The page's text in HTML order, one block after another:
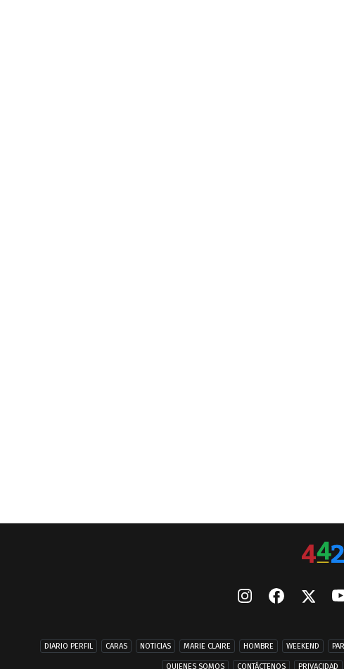
DIARIO PERFIL CARAS NOTICIAS MARIE CLAIRE HOMBRE WEEKEND
QUIENES SOMOS CONTÁCTENOS PRIVACIDAD